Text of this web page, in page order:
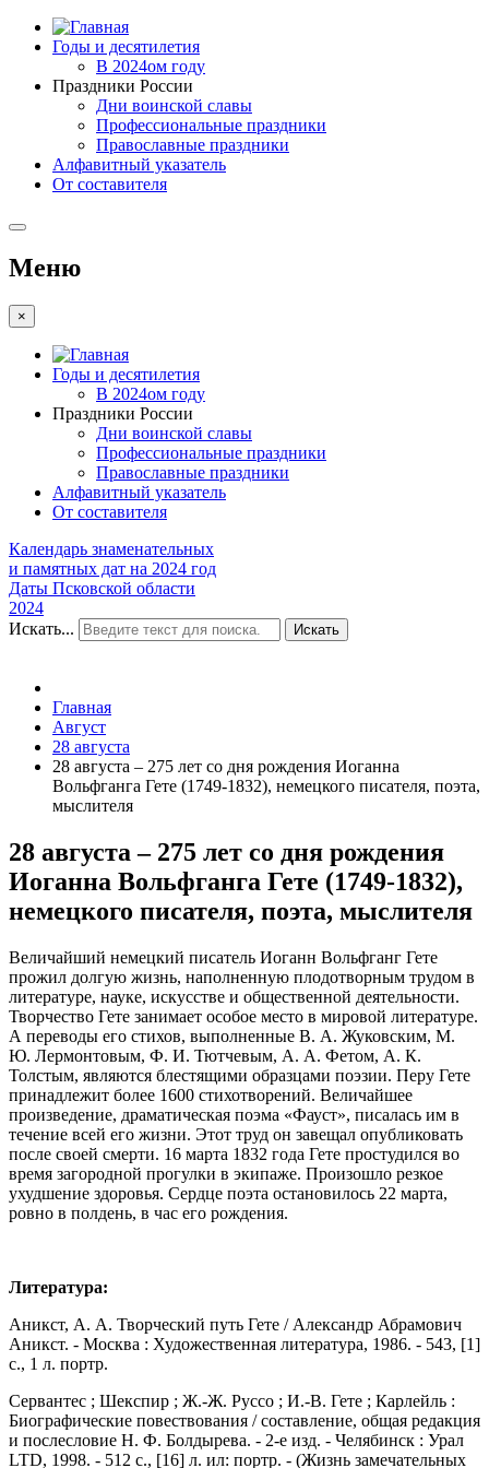
Годы и десятилетия
В 2024ом году
Праздники России
Дни воинской славы
Профессиональные праздники
Православные праздники
Алфавитный указатель
От составителя
Меню
×
Годы и десятилетия
В 2024ом году
Праздники России
Дни воинской славы
Профессиональные праздники
Православные праздники
Алфавитный указатель
От составителя
Календарь знаменательных
и памятных дат на 2024 год
Даты Псковской области
2024
Искать...
Искать
Главная
Август
28 августа
28 августа – 275 лет со дня рождения Иоганна
Вольфганга Гете (1749-1832), немецкого писателя, поэта,
мыслителя
28 августа – 275 лет со дня рождения
Иоганна Вольфганга Гете (1749-1832),
немецкого писателя, поэта, мыслителя
Величайший немецкий писатель Иоганн Вольфганг Гете
прожил долгую жизнь, наполненную плодотворным трудом в
литературе, науке, искусстве и общественной деятельности.
Творчество Гете занимает особое место в мировой литературе.
А переводы его стихов, выполненные В. А. Жуковским, М.
Ю. Лермонтовым, Ф. И. Тютчевым, А. А. Фетом, А. К.
Толстым, являются блестящими образцами поэзии. Перу Гете
принадлежит более 1600 стихотворений. Величайшее
произведение, драматическая поэма «Фауст», писалась им в
течение всей его жизни. Этот труд он завещал опубликовать
после своей смерти. 16 марта 1832 года Гете простудился во
время загородной прогулки в экипаже. Произошло резкое
ухудшение здоровья. Сердце поэта остановилось 22 марта,
ровно в полдень, в час его рождения.
Литература:
Аникст, А. А. Творческий путь Гете / Александр Абрамович
Аникст. - Москва : Художественная литература, 1986. - 543, [1]
с., 1 л. портр.
Сервантес ; Шекспир ; Ж.-Ж. Руссо ; И.-В. Гете ; Карлейль :
Биографические повествования / составление, общая редакция
и послесловие Н. Ф. Болдырева. - 2-е изд. - Челябинск : Урал
LTD, 1998. - 512 с., [16] л. ил: портр. - (Жизнь замечательных